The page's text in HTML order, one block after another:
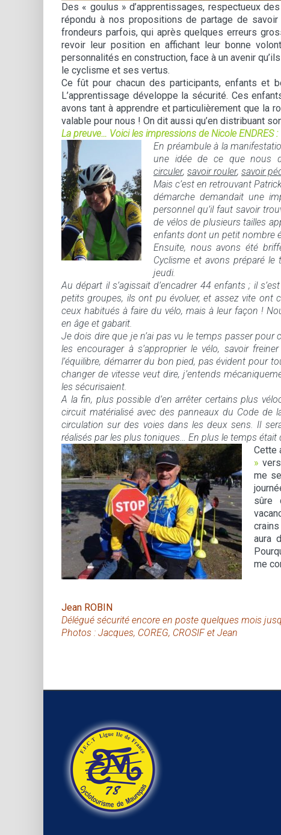
Des « goulus » d’apprentissages, respectueux
répondu à nos propositions de partage de
frondeurs parfois, qui après quelques erreurs
revoir leur position en affichant leur bonne
personnalités en construction, face à un avenir
le cyclisme et ses vertus.
Ce fût pour chacun des participants, enfants et
L’apprentissage développe la sécurité. Ces
avons tant à apprendre et particulièrement que la
valable pour nous ! On dit aussi qu’en distribuant
La preuve… Voici les impressions de Nicole ENDRES :
En préambule à la
une idée de ce que nous
circuler, savoir rouler, savoir
Mais c’est en retrouvant
démarche demandait une
personnel qu’il faut savoir
de vélos de plusieurs tailles
enfants dont un petit nombre
Ensuite, nous avons été
Cyclisme et avons préparé
jeudi.
Au départ il s’agissait d’encadrer 44 enfants ; il
petits groupes, ils ont pu évoluer, et assez vite ont
ceux habitués à faire du vélo, mais à leur façon !
en âge et gabarit.
Je dois dire que je n’ai pas vu le temps passer
les encourager à s’approprier le vélo, savoir
l’équilibre, démarrer du bon pied, pas évident pour
changer de vitesse veut dire, j’entends
les sécurisaient.
A la fin, plus possible d’en arrêter certains plus
circuit matérialisé avec des panneaux du Code
circulation sur des voies dans les deux sens. Il
réalisés par les plus toniques… En plus le temps était
Cette
»
me
sûre
aura
me
Jean ROBIN
Délégué sécurité encore en poste quelques mois
Photos : Jacques, COREG, CROSIF et Jean